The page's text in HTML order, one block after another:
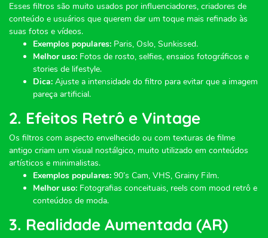
Esses filtros são muito usados por influenciadores, criadores de
conteúdo e usuários que querem dar um toque mais refinado às
suas fotos e vídeos.
Exemplos populares: Paris, Oslo, Sunkissed.
Melhor uso: Fotos de rosto, selfies, ensaios fotográficos e
stories de lifestyle.
Dica: Ajuste a intensidade do filtro para evitar que a imagem
pareça artificial.
2. Efeitos Retrô e Vintage
Os filtros com aspecto envelhecido ou com texturas de filme
antigo criam um visual nostálgico, muito utilizado em conteúdos
artísticos e minimalistas.
Exemplos populares: 90’s Cam, VHS, Grainy Film.
Melhor uso: Fotografias conceituais, reels com mood retrô e
conteúdos de moda.
3. Realidade Aumentada (AR)